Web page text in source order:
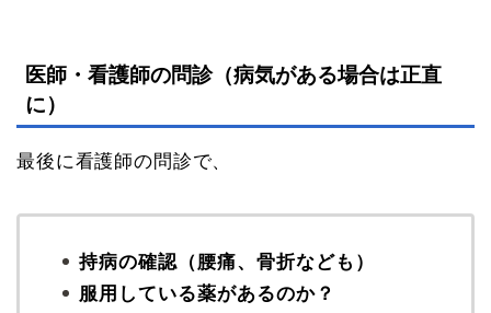
医師・看護師の問診（病気がある場合は正直
に）
最後に看護師の問診で、
持病の確認（腰痛、骨折なども）
服用している薬があるのか？